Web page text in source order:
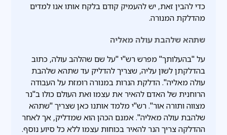
כדי להבין זאת, יש להעמיק קודם בלקח אותו אנו למדים
מהדלקת המנורה.
שתהא שלהבת עולה מאליה
על "בהעלותך" מפרש רש"י "על שם שהלהב עולה, כתוב
בהדלקתן לשון עליה, שצריך להדליק עד שתהא שלהבת
עולה מאליה". הדלקת הנרות במנורה רומזת על העבודה
הרוחנית של האדם להאיר את עצמו ואת העולם כולו ב"נר
מצווה ותורה אור". רש"י מלמד אותנו כאן שצריך "שתהא
שלהבת עולה מאליה". אמנם הכהן הוא שמדליק, אך לאחר
ההדלקה צריך הנר להאיר בכוחות עצמו ללא כל סיוע נוסף.